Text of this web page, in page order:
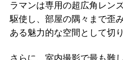
ラマンは専用の超広角レン
駆使し、部屋の隅々まで歪
ある魅力的な空間として切
さらに、室内撮影で最も難